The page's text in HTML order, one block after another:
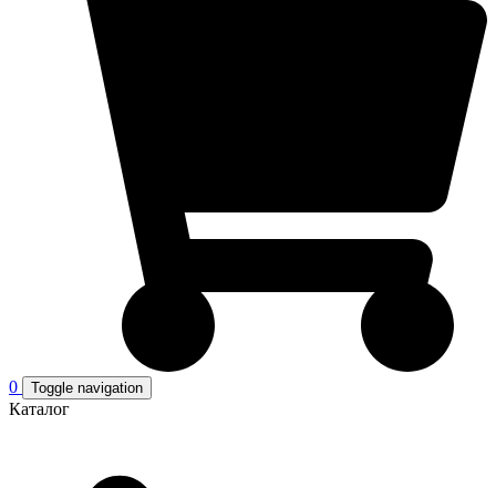
0 Toggle navigation
Каталог